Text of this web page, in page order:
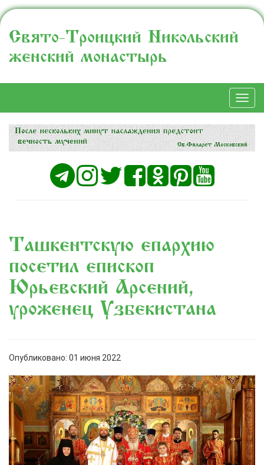
Свято-Троицкий Никольский
женский монастырь
Ташкентскую епархию
посетил епископ
Юрьевский Арсений,
уроженец Узбекистана
Опубликовано: 01 июня 2022